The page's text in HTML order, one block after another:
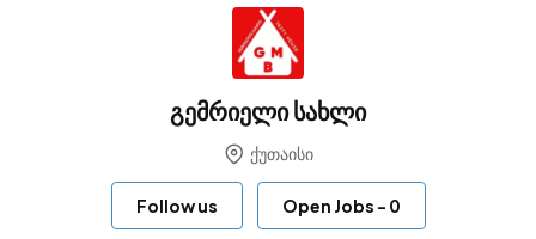
გემრიელი სახლი
ქუთაისი
Follow us Open Jobs - 0